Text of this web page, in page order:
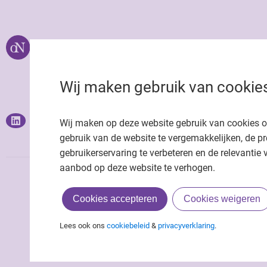
Wij maken gebruik van
Wij maken op deze website gebruik van cookies
gebruik van de website te vergemakkelijken, de
gebruikerservaring te verbeteren en de relevantie
aanbod op deze website te verhogen.
Cookies accepteren Cookies weigeren
Lees ook ons cookiebeleid & privacyverklaring.
Privacy statement
Cookie
Richtlijnen